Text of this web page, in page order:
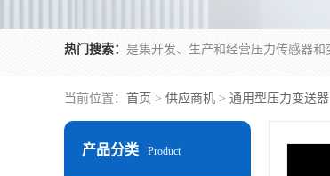
热门搜索：
当前位置： 首页 > 供应商机 > 通用型压力变送器
产品分类 Product